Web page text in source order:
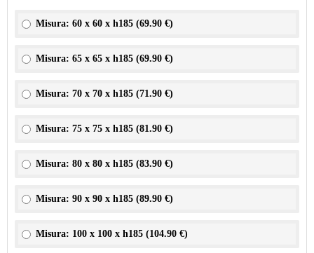
Misura: 60 x 60 x h185 (69.90 €)
Misura: 65 x 65 x h185 (69.90 €)
Misura: 70 x 70 x h185 (71.90 €)
Misura: 75 x 75 x h185 (81.90 €)
Misura: 80 x 80 x h185 (83.90 €)
Misura: 90 x 90 x h185 (89.90 €)
Misura: 100 x 100 x h185 (104.90 €)